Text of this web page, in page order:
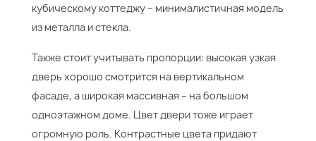
кубическому коттеджу – минималистичная модель
из металла и стекла.
Также стоит учитывать пропорции: высокая узкая
дверь хорошо смотрится на вертикальном
фасаде, а широкая массивная – на большом
одноэтажном доме. Цвет двери тоже играет
огромную роль. Контрастные цвета придают